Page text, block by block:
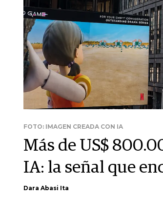
FOTO: IMAGEN CREADA CON IA
Más de US$
IA: la señal que
Dara Abasi Ita